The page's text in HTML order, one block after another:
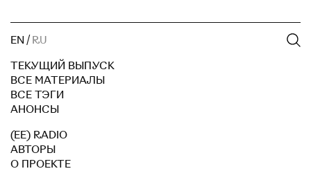
EN / RU
ТЕКУЩИЙ ВЫПУСК
ВСЕ МАТЕРИАЛЫ
ВСЕ ТЭГИ
АНОНСЫ
(EE) RADIO
АВТОРЫ
О ПРОЕКТЕ